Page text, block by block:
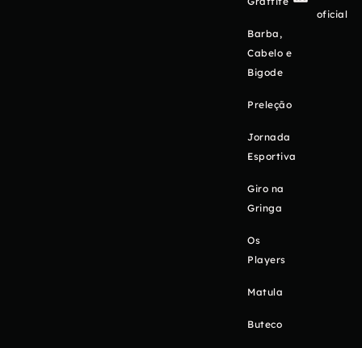
Barba,
Cabelo e
Bigode
Preleção
Jornada
Esportiva
Giro na
Gringa
Os
Players
Matula
Buteco
oficial